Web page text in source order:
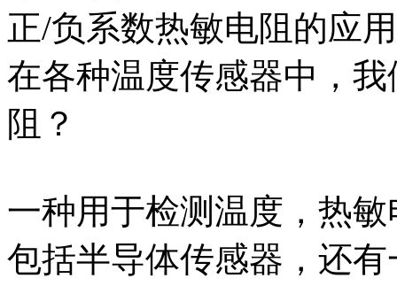
正/负系数热敏电阻的应
在各种温度传感器中，
阻？
一种用于检测温度，热
包括半导体传感器，还